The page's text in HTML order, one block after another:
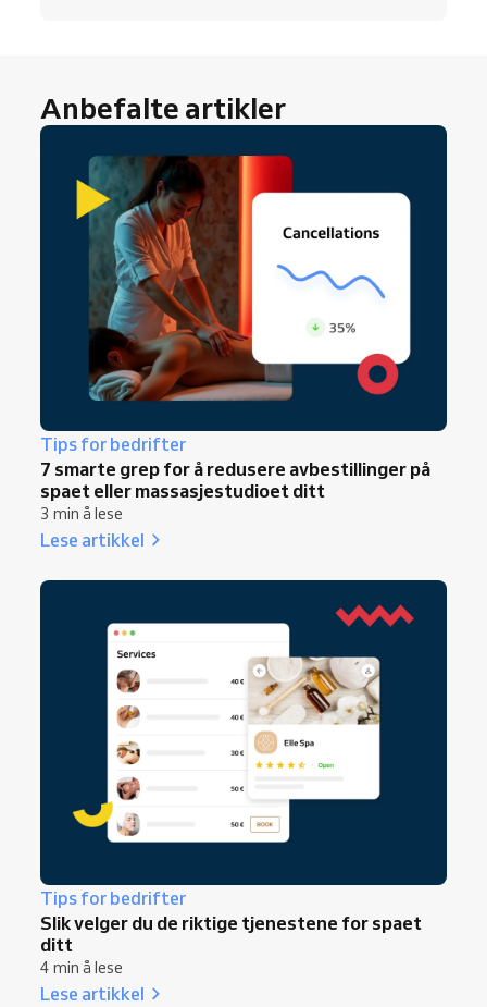
Anbefalte artikler
Tips for bedrifter
7 smarte grep for å redusere avbestillinger på
spaet eller massasjestudioet ditt
3 min å lese
Lese artikkel
Tips for bedrifter
Slik velger du de riktige tjenestene for spaet
ditt
4 min å lese
Lese artikkel